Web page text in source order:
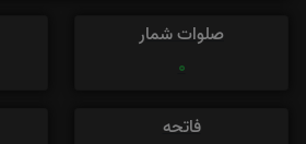
صلوات شمار
0
فاتحه